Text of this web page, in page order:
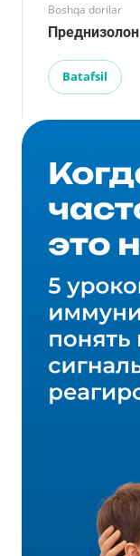
Boshqa dorilar
Преднизолон
Batafsil